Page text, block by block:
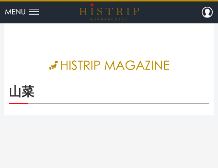
HISTRIP（
山菜